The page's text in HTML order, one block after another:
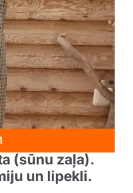
(sūnu zaļa).
un lipekli.